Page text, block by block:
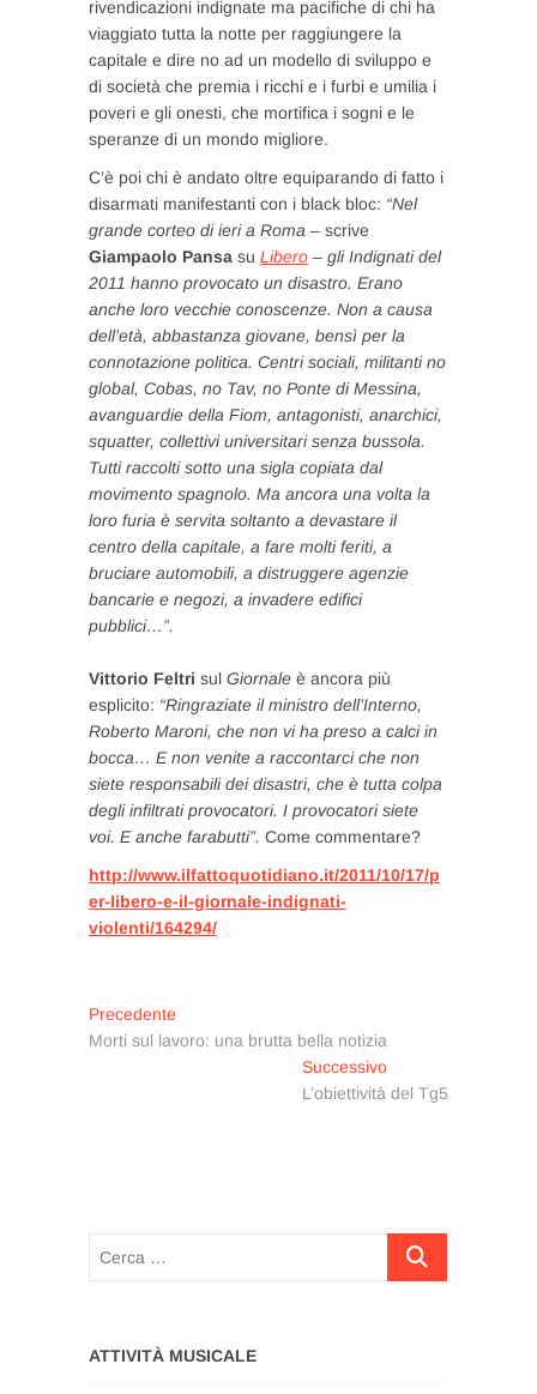
rivendicazioni indignate ma pacifiche di chi ha
viaggiato tutta la notte per raggiungere la
capitale e dire no ad un modello di sviluppo e
di società che premia i ricchi e i furbi e umilia i
poveri e gli onesti, che mortifica i sogni e le
speranze di un mondo migliore.
C’è poi chi è andato oltre equiparando di fatto i
disarmati manifestanti con i black bloc: “Nel
grande corteo di ieri a Roma – scrive
Giampaolo Pansa su Libero – gli Indignati del
2011 hanno provocato un disastro. Erano
anche loro vecchie conoscenze. Non a causa
dell’età, abbastanza giovane, bensì per la
connotazione politica. Centri sociali, militanti no
global, Cobas, no Tav, no Ponte di Messina,
avanguardie della Fiom, antagonisti, anarchici,
squatter, collettivi universitari senza bussola.
Tutti raccolti sotto una sigla copiata dal
movimento spagnolo. Ma ancora una volta la
loro furia è servita soltanto a devastare il
centro della capitale, a fare molti feriti, a
bruciare automobili, a distruggere agenzie
bancarie e negozi, a invadere edifici
pubblici…”.
Vittorio Feltri sul Giornale è ancora più
esplicito: “Ringraziate il ministro dell’Interno,
Roberto Maroni, che non vi ha preso a calci in
bocca… E non venite a raccontarci che non
siete responsabili dei disastri, che è tutta colpa
degli infiltrati provocatori. I provocatori siete
voi. E anche farabutti”. Come commentare?
http://www.ilfattoquotidiano.it/2011/10/17/p
er-libero-e-il-giornale-indignati-
violenti/164294/
Navigazione
articoli
Precedente
precedente:
Morti sul lavoro: una brutta bella notizia
SuccessivoArticolo
successivo:
L’obiettività del Tg5
Cerca
ATTIVITÀ MUSICALE